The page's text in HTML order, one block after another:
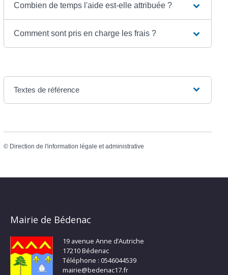
Combien de temps l'aide est-elle attribuée ?
Comment sont pris en charge les frais ?
Textes de référence
© Direction de l'information légale et administrative
Mairie de Bédenac
19 avenue Anne d’Autriche
17210 Bédenac
Téléphone : 0546044539
mairie@bedenac17.fr